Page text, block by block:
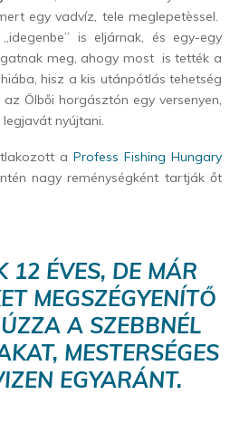
egy vadvíz, tele meglepetèssel.
is eljárnak, és egy-egy
meg, ahogy most is tették a
hisz a kis utánpótlás tehetség
Ölbői horgásztón egy versenyen,
nyújtani.
a Profess Fishing Hungary
nagy reménységként tartják őt
12 ÉVES, DE MÁR
MEGSZÉGYENÍTŐ
A SZEBBNÉL
MESTERSÉGES
EGYARÁNT.